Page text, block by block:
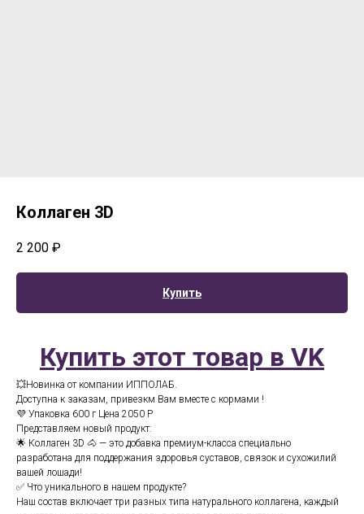
Коллаген 3D
2 200 ₽
Купить
Купить этот товар в VK
💥Новинка от компании ИППОЛАБ.
Доступна к заказам, привезкм Вам вместе с кормами !
💜 Упаковка 600 г Цена 2050 Р
Представляем новый продукт:
🌟 Коллаген 3D 🐴 — это добавка премиум-класса специально
разработана для поддержания здоровья суставов, связок и сухожилий
вашей лошади!
✅ Что уникального в нашем продукте?
Наш состав включает три разных типа натурального коллагена, каждый